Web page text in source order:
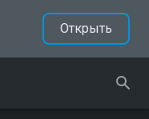
Открыть